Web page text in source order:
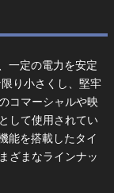
一定の電力を安定
り小さくし、堅牢
コマーシャルや映
して使用されてい
能を搭載したタイ
ざまなラインナッ